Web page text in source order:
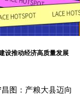
设推动经济高质量发展